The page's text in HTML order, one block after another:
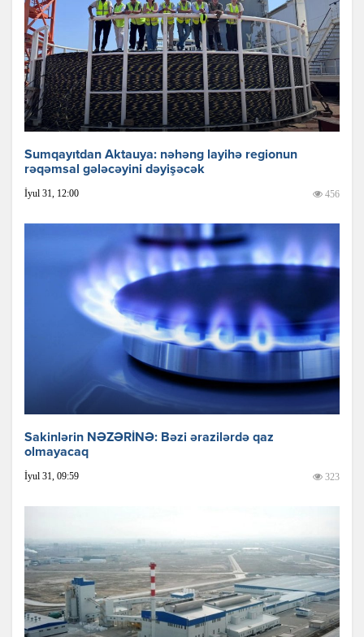
Sumqayıtdan Aktauya: nəhəng layihə regionun
rəqəmsal gələcəyini dəyişəcək
İyul 31, 12:00 456
Sakinlərin NƏZƏRİNƏ: Bəzi ərazilərdə qaz
olmayacaq
İyul 31, 09:59 323